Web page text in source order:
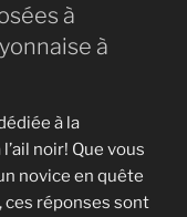
à
à
à la
noir! Que vous
novice en quête
réponses sont